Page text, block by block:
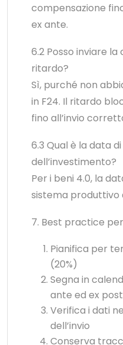
compensazione
ex ante.
6.2 Posso inviare
ritardo?
Sì, purché non
in F24. Il ritardo
fino all’invio
6.3 Qual è la data
dell’investimento?
Per i beni 4.0, la
sistema produttivo
7. Best practice
Pianifica per
(20%)
Segna in
ante ed ex post
Verifica i dati
dell’invio
Conserva